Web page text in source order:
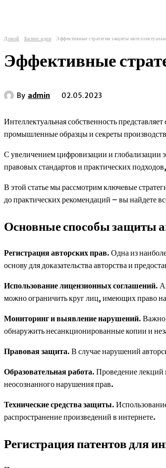
Домой Бизнес идеи Эффективные стратегии защиты
Эффективные
By admin 02.05.2023
Интеллектуальная собственность
промышленные образцы и секреты
С увеличением цифровизации и глобализации
правовых стандартов и практических
В этой статье мы рассмотрим ключевые
до практических рекомендаций – вы найдете
Основные способы защиты
Регистрация авторских прав. Одна из
основу для доказательства авторства и
Использование лицензионных соглашений.
можно ограничить круг лиц, имеющих право
Мониторинг и выявление нарушений. Важно
обнаружить несанкционированные копии и
Правовая защита. В случае нарушений
Образовательная работа. Проведение лекций
неосознанного нарушения прав.
Технические средства защиты.
распространение произведений в интернете.
Регистрация патентов для